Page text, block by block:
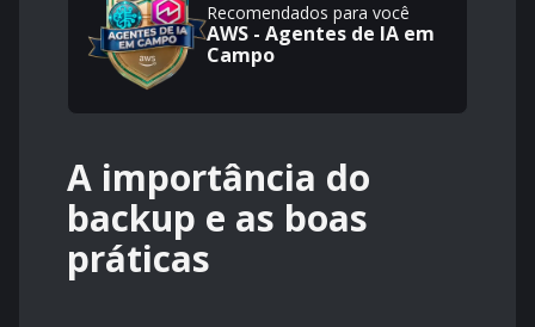
Recomendados para você
AWS - Agentes de IA em
Campo
A importância do
backup e as boas
práticas